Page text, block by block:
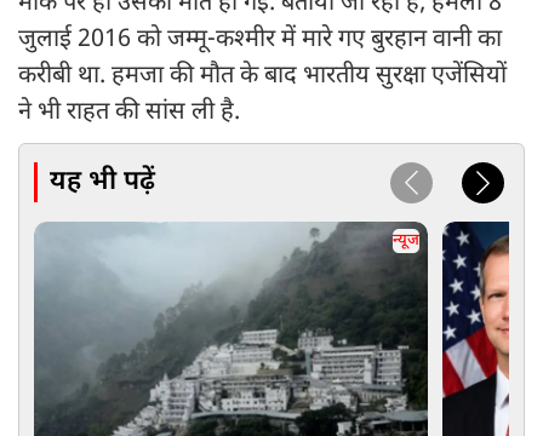
जुलाई 2016 को जम्मू-कश्मीर में मारे गए बुरहान वानी का
करीबी था. हमजा की मौत के बाद भारतीय सुरक्षा एजेंसियों
ने भी राहत की सांस ली है.
यह भी पढ़ें
न्यूज